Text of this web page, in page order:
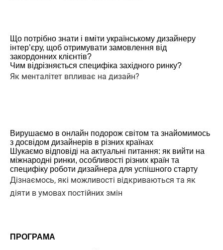
Що потрібно знати і вміти українському дизайнеру
інтер’єру, щоб отримувати замовлення від
закордонних клієнтів?
Чим відрізняється специфіка західного ринку?
Як менталітет впливає на дизайн?
Вирушаємо в онлайн подорож світом та знайомимось
з досвідом дизайнерів в різних країнах
Шукаємо відповіді на актуальні питання: як вийти на
міжнародні ринки, особливості різних країн та
специфіку роботи дизайнера для успішного старту
Дізнаємось, які можливості відкриваються та як
діяти в умовах постійних змін
ПРОГРАМА